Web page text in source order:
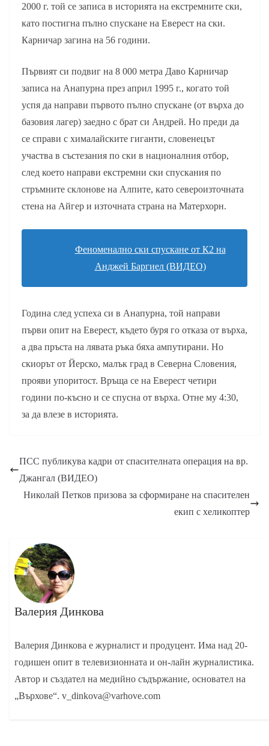
2000 г. той се записа в историята на екстремните ски,
като постигна пълно спускане на Еверест на ски.
Карничар загина на 56 години.
Първият си подвиг на 8 000 метра Даво Карничар
записа на Анапурна през април 1995 г., когато той
успя да направи първото пълно спускане (от върха до
базовия лагер) заедно с брат си Андрей. Но преди да
се справи с хималайските гиганти, словенецът
участва в състезания по ски в националния отбор,
след което направи екстремни ски спускания по
стръмните склонове на Алпите, като североизточната
стена на Айгер и източната страна на Матерхорн.
Феноменално ски спускане от К2 на
Анджей Баргиел (ВИДЕО)
Година след успеха си в Анапурна, той направи
първи опит на Еверест, където буря го отказа от върха,
а два пръста на лявата ръка бяха ампутирани. Но
скиорът от Йерско, малък град в Северна Словения,
прояви упоритост. Връща се на Еверест четири
години по-късно и се спусна от върха. Отне му 4:30,
за да влезе в историята.
ПСС публикува кадри от спасителната операция на вр.
Джангал (ВИДЕО)
Николай Петков призова за сформиране на спасителен
екип с хеликоптер
Валерия Динкова
Валерия Динкова е журналист и продуцент. Има над 20-
годишен опит в телевизионната и он-лайн журналистика.
Автор и създател на медийно съдържание, основател на
„Върхове“. v_dinkova@varhove.com